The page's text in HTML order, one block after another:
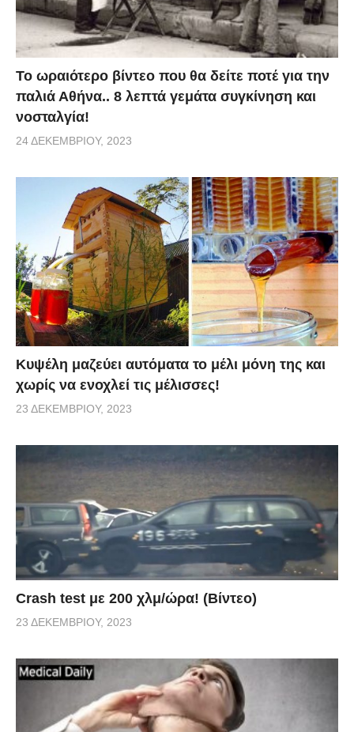
Το ωραιότερο βίντεο που θα δείτε ποτέ για την
παλιά Αθήνα.. 8 λεπτά γεμάτα συγκίνηση και
νοσταλγία!
24 ΔΕΚΕΜΒΡΊΟΥ, 2023
Κυψέλη μαζεύει αυτόματα το μέλι μόνη της και
χωρίς να ενοχλεί τις μέλισσες!
23 ΔΕΚΕΜΒΡΊΟΥ, 2023
Crash test με 200 χλμ/ώρα! (Βίντεο)
23 ΔΕΚΕΜΒΡΊΟΥ, 2023